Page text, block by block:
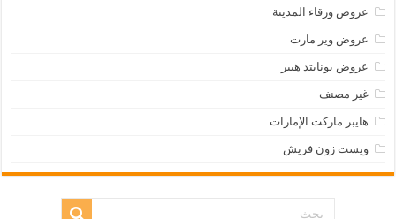
عروض ورقاء المدينة
عروض وير مارت
عروض يونايتد هيبر
غير مصنف
هايبر ماركت الإمارات
ويست زون فريش